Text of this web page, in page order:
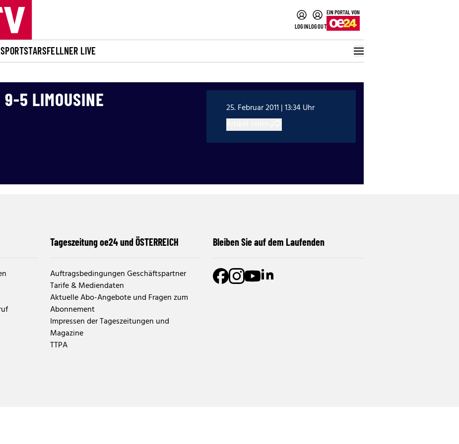
LOGINLOGOUT
SPORTSTARSFELLNER LIVE
9-5 LIMOUSINE
25. Februar 2011 | 13:34 Uhr
Tageszeitung oe24 und ÖSTERREICH
Auftragsbedingungen Geschäftspartner
Tarife & Mediendaten
Aktuelle Abo-Angebote und Fragen zum
Abonnement
Impressen der Tageszeitungen und
Magazine
TTPA
Bleiben Sie auf dem Laufenden